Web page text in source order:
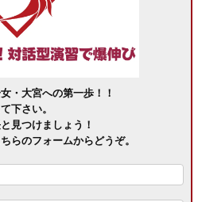
・大宮への第一歩！！
下さい。
見つけましょう！
らのフォームからどうぞ。